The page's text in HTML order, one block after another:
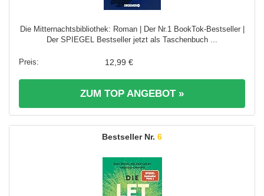
Die Mitternachtsbibliothek: Roman | Der Nr.1 BookTok-Bestseller |
Der SPIEGEL Bestseller jetzt als Taschenbuch ...
12,99 €
ZUM TOP ANGEBOT »
6